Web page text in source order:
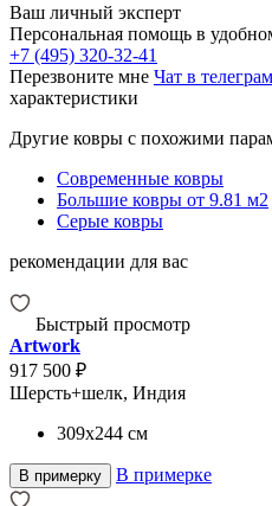
Ваш личный эксперт
Персональная помощь в
+7 (495) 320-32-41
Перезвоните мне Чат в телеграм
характеристики
Другие ковры с похожими
Современные ковры
Большие ковры от 9.81 м2
Серые ковры
рекомендации для вас
Быстрый просмотр
Artwork
917 500 ₽
Шерсть+шелк, Индия
309x244 см
В примерку В примерке